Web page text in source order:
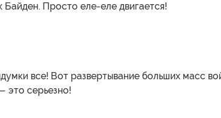
Байден. Просто еле-еле двигается!
все! Вот развертывание больших масс
это серьезно!